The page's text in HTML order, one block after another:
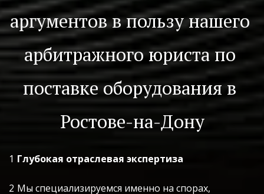
аргументов в пользу нашего
арбитражного юриста по
поставке оборудования в
Ростове-на-Дону
Глубокая отраслевая экспертиза
Мы специализируемся именно на спорах,